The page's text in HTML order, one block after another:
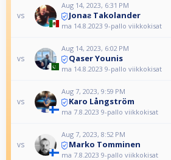
vs
Aug 14, 2023, 6:31 PM
Jonaƨ Takolander
ma 14.8.2023 9-pallo viikkokisat
vs
Aug 14, 2023, 6:02 PM
Qaser Younis
ma 14.8.2023 9-pallo viikkokisat
vs
Aug 7, 2023, 9:59 PM
Karo Långström
ma 7.8.2023 9-pallo viikkokisat
vs
Aug 7, 2023, 8:52 PM
Marko Tomminen
ma 7.8.2023 9-pallo viikkokisat